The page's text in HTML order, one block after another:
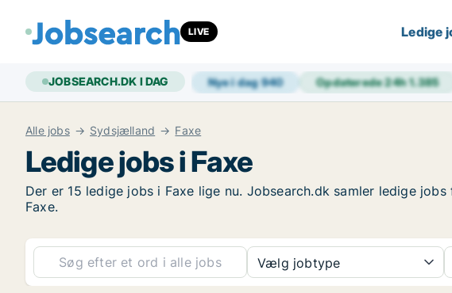
LIVE Ledige
JOBSEARCH.DK I DAG Nye i dag940 Opdaterede 24h1.385
Alle jobs Sydsjælland Faxe
Ledige jobs i Faxe
Der er 15 ledige jobs i Faxe lige nu. Jobsearch.dk samler ledige
Faxe.
Vælg jobtype